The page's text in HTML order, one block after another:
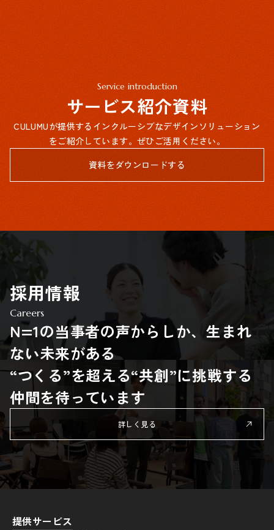
Service introduction
サービス紹介資料
CULUMUが提供するインクルーシブなデザインソリューション
をご紹介しています。ぜひご活用ください。
資料をダウンロードする
採用情報
Careers
N=1の当事者の声からしか、生まれ
ない未来がある
“つくる”を超える“共創”に挑戦する
仲間を待っています
詳しく見る
提供サービス